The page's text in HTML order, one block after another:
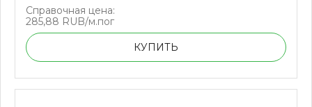
Справочная цена:
285,88 RUB/м.пог
КУПИТЬ